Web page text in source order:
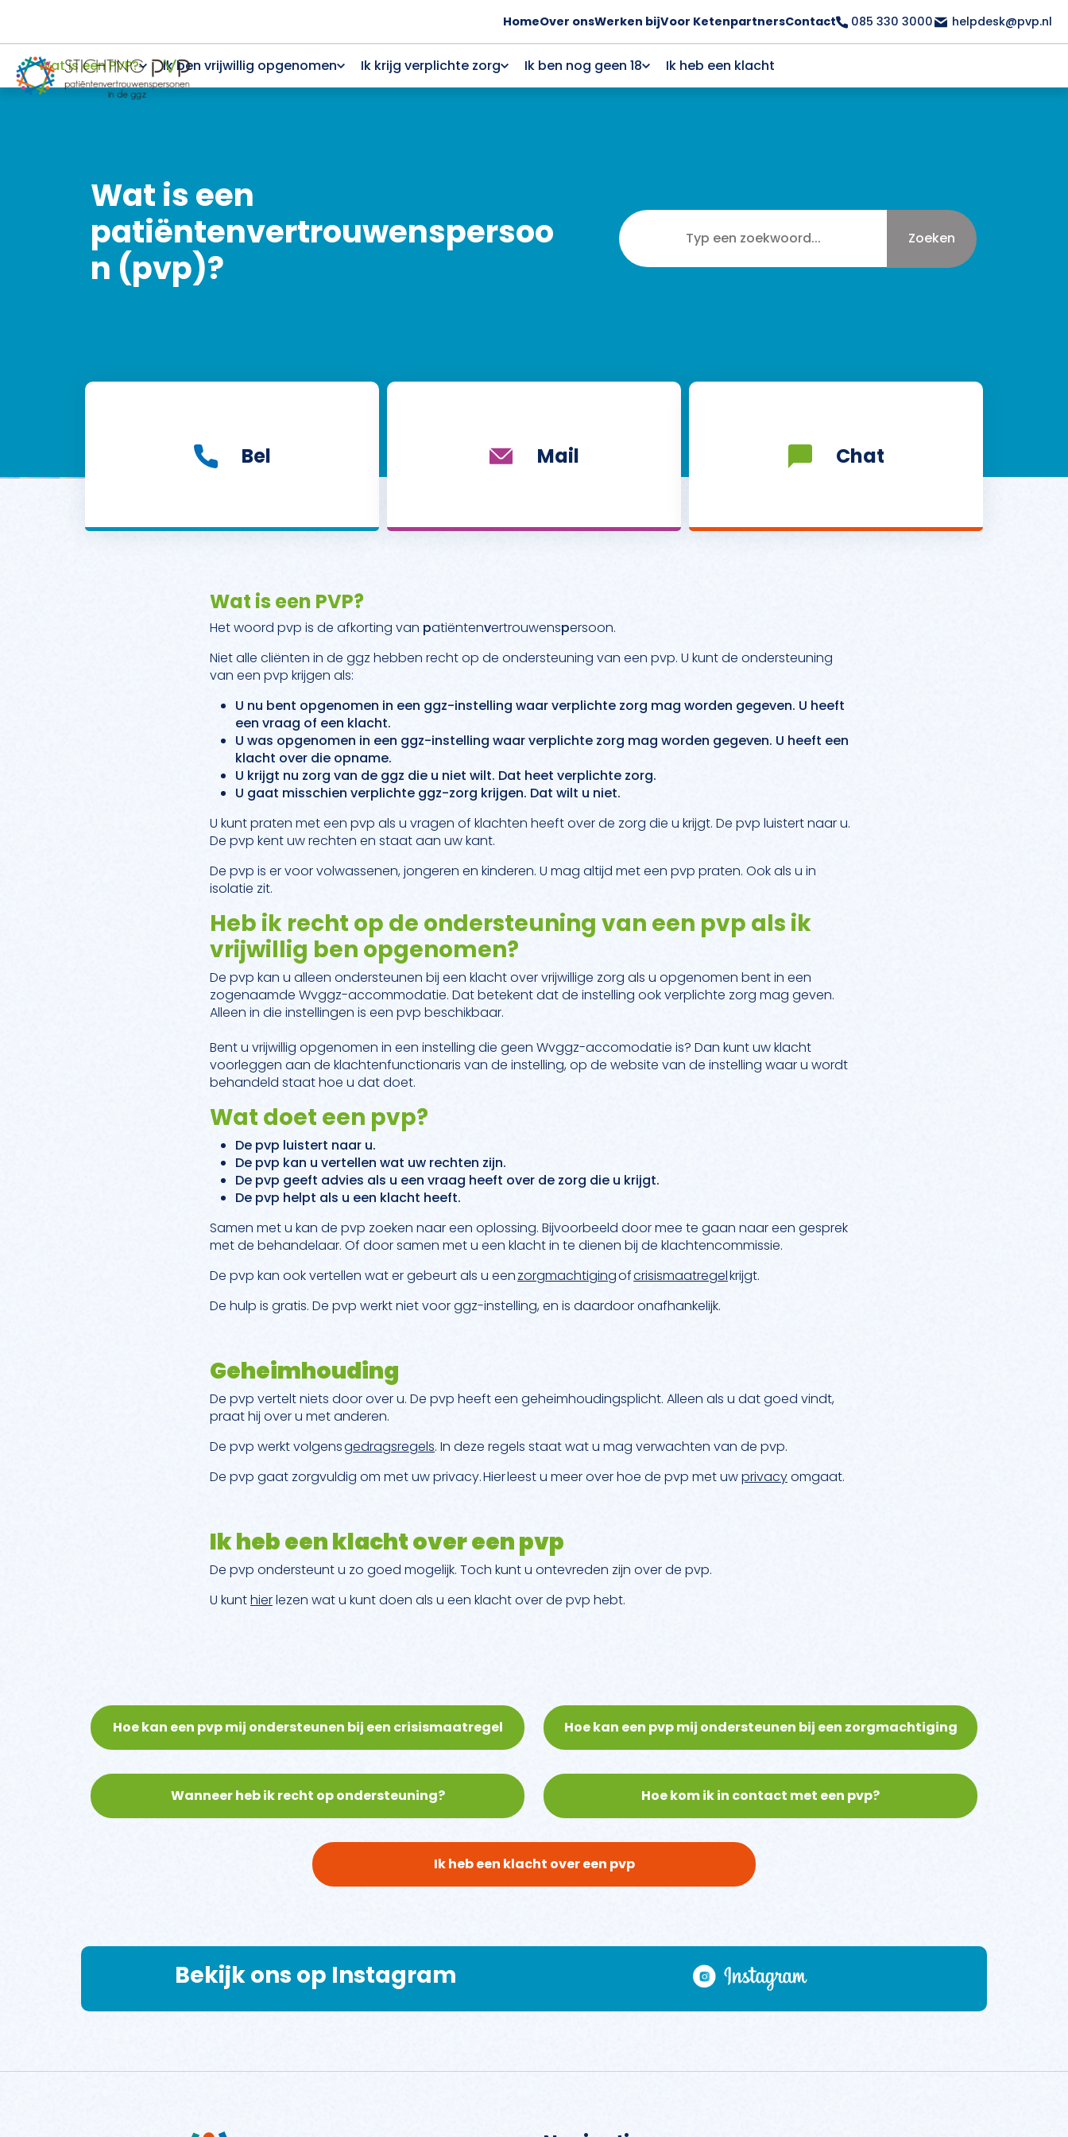
HomeOver onsWerken bijVoor KetenpartnersContact 085 330 3000 helpdesk@pvp.nl
Wat is een PVP? Ik ben vrijwillig opgenomen Ik krijg verplichte zorg Ik ben nog geen 18 Ik heb een klacht
Wat is een
patiëntenvertrouwenspersoo
n (pvp)?
Zoeken
Bel Mail Chat
Wat is een PVP?
Het woord pvp is de afkorting van patiëntenvertrouwenspersoon.
Niet alle cliënten in de ggz hebben recht op de ondersteuning van een pvp. U kunt de ondersteuning
van een pvp krijgen als:
U nu bent opgenomen in een ggz-instelling waar verplichte zorg mag worden gegeven. U heeft
een vraag of een klacht.
U was opgenomen in een ggz-instelling waar verplichte zorg mag worden gegeven. U heeft een
klacht over die opname.
U krijgt nu zorg van de ggz die u niet wilt. Dat heet verplichte zorg.
U gaat misschien verplichte ggz-zorg krijgen. Dat wilt u niet.
U kunt praten met een pvp als u vragen of klachten heeft over de zorg die u krijgt. De pvp luistert naar u.
De pvp kent uw rechten en staat aan uw kant.
De pvp is er voor volwassenen, jongeren en kinderen. U mag altijd met een pvp praten. Ook als u in
isolatie zit.
Heb ik recht op de ondersteuning van een pvp als ik
vrijwillig ben opgenomen?
De pvp kan u alleen ondersteunen bij een klacht over vrijwillige zorg als u opgenomen bent in een
zogenaamde Wvggz-accommodatie. Dat betekent dat de instelling ook verplichte zorg mag geven.
Alleen in die instellingen is een pvp beschikbaar.
Bent u vrijwillig opgenomen in een instelling die geen Wvggz-accomodatie is? Dan kunt uw klacht
voorleggen aan de klachtenfunctionaris van de instelling, op de website van de instelling waar u wordt
behandeld staat hoe u dat doet.
Wat doet een pvp?
De pvp luistert naar u.
De pvp kan u vertellen wat uw rechten zijn.
De pvp geeft advies als u een vraag heeft over de zorg die u krijgt.
De pvp helpt als u een klacht heeft.
Samen met u kan de pvp zoeken naar een oplossing. Bijvoorbeeld door mee te gaan naar een gesprek
met de behandelaar. Of door samen met u een klacht in te dienen bij de klachtencommissie.
De pvp kan ook vertellen wat er gebeurt als u eenzorgmachtigingofcrisismaatregelkrijgt.
De hulp is gratis. De pvp werkt niet voor ggz-instelling, en is daardoor onafhankelijk.
Geheimhouding
De pvp vertelt niets door over u. De pvp heeft een geheimhoudingsplicht. Alleen als u dat goed vindt,
praat hij over u met anderen.
De pvp werkt volgensgedragsregels. In deze regels staat wat u mag verwachten van de pvp.
De pvp gaat zorgvuldig om met uw privacy. Hier leest u meer over hoe de pvp met uwprivacyomgaat.
Ik heb een klacht over een pvp
De pvp ondersteunt u zo goed mogelijk. Toch kunt u ontevreden zijn over de pvp.
U kunthierlezen wat u kunt doen als u een klacht over de pvp hebt.
Hoe kan een pvp mij ondersteunen bij een crisismaatregel Hoe kan een pvp mij ondersteunen bij een zorgmachtiging
Wanneer heb ik recht op ondersteuning? Hoe kom ik in contact met een pvp?
Ik heb een klacht over een pvp
Bekijk ons op Instagram